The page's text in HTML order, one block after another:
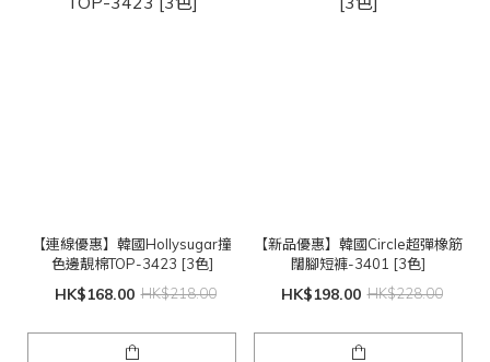
【連線優惠】韓國Hollysugar撞
色邊靚棉TOP-3423 [3色]
HK$168.00 HK$218.00
【新品優惠】韓國Circle超彈橡筋
闊腳短褲-3401 [3色]
HK$198.00 HK$228.00